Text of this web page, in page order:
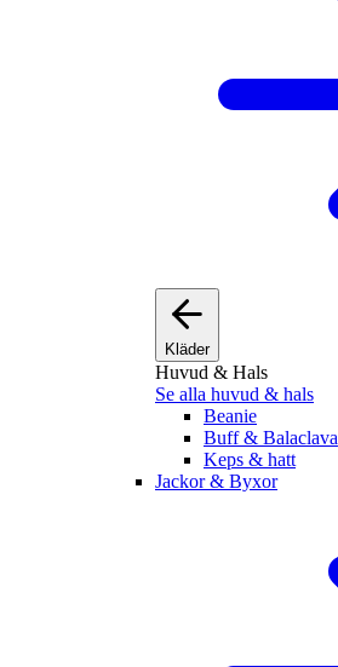
Kläder
Huvud & Hals
Se alla huvud & hals
Beanie
Buff & Balaclava
Keps & hatt
Jackor & Byxor